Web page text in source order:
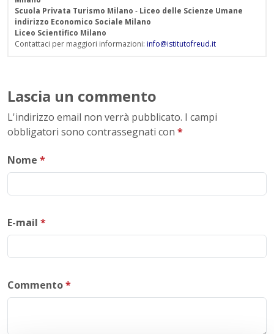
Scuola Privata Turismo Milano - Liceo delle Scienze Umane
indirizzo Economico Sociale Milano
Liceo Scientifico Milano
Contattaci per maggiori informazioni: info@istitutofreud.it
Lascia un commento
L'indirizzo email non verrà pubblicato. I campi
obbligatori sono contrassegnati con *
Nome *
E-mail *
Commento*